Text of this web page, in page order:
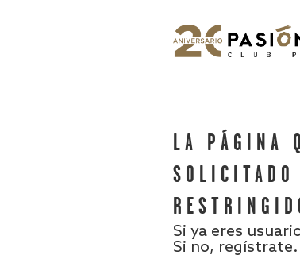
LA PÁGINA
SOLICITADO
Si ya eres
Si no, regístrate.